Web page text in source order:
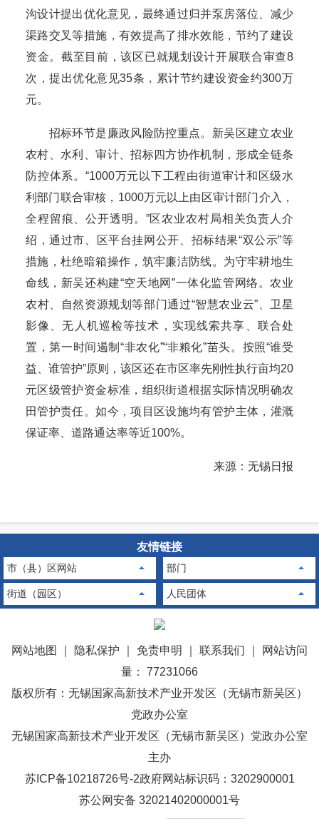
沟设计提出优化意见，最终通过归并泵房落位、减少
渠路交叉等措施，有效提高了排水效能，节约了建设
资金。截至目前，该区已就规划设计开展联合审查8
次，提出优化意见35条，累计节约建设资金约300万
元。
招标环节是廉政风险防控重点。新吴区建立农业
农村、水利、审计、招标四方协作机制，形成全链条
防控体系。“1000万元以下工程由街道审计和区级水
利部门联合审核，1000万元以上由区审计部门介入，
全程留痕、公开透明。”区农业农村局相关负责人介
绍，通过市、区平台挂网公开、招标结果“双公示”等
措施，杜绝暗箱操作，筑牢廉洁防线。为守牢耕地生
命线，新吴还构建“空天地网”一体化监管网络。农业
农村、自然资源规划等部门通过“智慧农业云”、卫星
影像、无人机巡检等技术，实现线索共享、联合处
置，第一时间遏制“非农化”“非粮化”苗头。按照“谁受
益、谁管护”原则，该区还在市区率先刚性执行亩均20
元区级管护资金标准，组织街道根据实际情况明确农
田管护责任。如今，项目区设施均有管护主体，灌溉
保证率、道路通达率等近100%。
来源：无锡日报
友情链接
市（县）区网站 部门
街道（园区） 人民团体
网站地图 隐私保护 免责申明 联系我们
网站访问
量： 77231066
版权所有：无锡国家高新技术产业开发区（无锡市新吴区）
党政办公室
无锡国家高新技术产业开发区（无锡市新吴区）党政办公室
主办
苏ICP备10218726号-2政府网站标识码：3202900001
苏公网安备 32021402000001号